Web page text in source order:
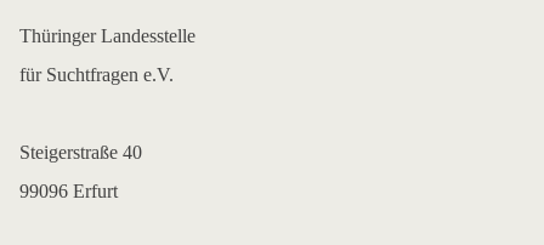
Thüringer Landesstelle
für Suchtfragen e.V.
Steigerstraße 40
99096 Erfurt